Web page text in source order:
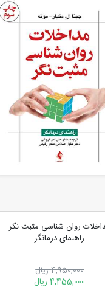
روان شناسی مثبت نگر
راهنمای درمانگر
4,950,000 ریال
4,455,000 ریال